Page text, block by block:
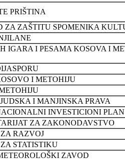
PRIŠTINA
ZA ZAŠTITU SPOMENIKA
IGARA I PESAMA KOSOVA I
I METOHIJU
I MANJINSKA PRAVA
INVESTICIONI PLAN
ZA ZAKONODAVSTVO
RAZVOJ
STATISTIKU
ZAVOD